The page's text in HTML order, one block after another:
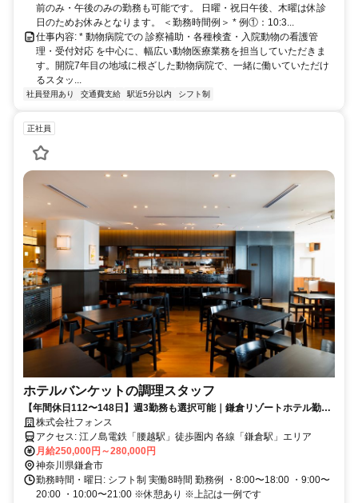
前のみ・午後のみの勤務も可能です。 日曜・祝日午後、木曜は休診
日のためお休みとなります。 ＜勤務時間例＞ * 例①：10:3...
仕事内容: * 動物病院での 診察補助・各種検査・入院動物の看護管
理・受付対応 を中心に、幅広い動物医療業務を担当していただきま
す。開院7年目の地域に根ざした動物病院で、一緒に働いていただけ
るスタッ...
社員登用あり 交通費支給 駅近5分以内 シフト制
正社員
ホテルバンケットの調理スタッフ
【年間休日112〜148日】週3勤務も選択可能｜鎌倉リゾートホテル勤務
｜一流シェフのもとで学べるバンケットキッチン募集
株式会社フォンス
アクセス: 江ノ島電鉄「腰越駅」徒歩圏内 各線「鎌倉駅」エリア
月給250,000円～280,000円
神奈川県鎌倉市
勤務時間・曜日: シフト制 実働8時間 勤務例 ・8:00〜18:00 ・9:00〜
20:00 ・10:00〜21:00 ※休憩あり ※上記は一例です